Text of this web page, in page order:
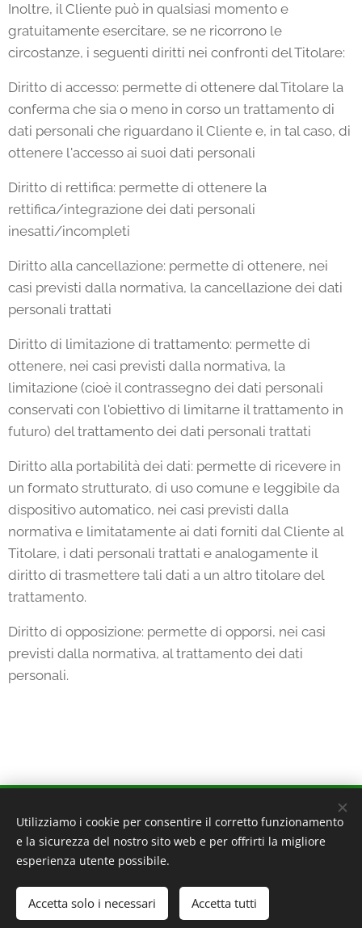
Inoltre, il Cliente può in qualsiasi momento e
gratuitamente esercitare, se ne ricorrono le
circostanze, i seguenti diritti nei confronti del Titolare:
Diritto di accesso: permette di ottenere dal Titolare la
conferma che sia o meno in corso un trattamento di
dati personali che riguardano il Cliente e, in tal caso, di
ottenere l'accesso ai suoi dati personali
Diritto di rettifica: permette di ottenere la
rettifica/integrazione dei dati personali
inesatti/incompleti
Diritto alla cancellazione: permette di ottenere, nei
casi previsti dalla normativa, la cancellazione dei dati
personali trattati
Diritto di limitazione di trattamento: permette di
ottenere, nei casi previsti dalla normativa, la
limitazione (cioè il contrassegno dei dati personali
conservati con l'obiettivo di limitarne il trattamento in
futuro) del trattamento dei dati personali trattati
Diritto alla portabilità dei dati: permette di ricevere in
un formato strutturato, di uso comune e leggibile da
dispositivo automatico, nei casi previsti dalla
normativa e limitatamente ai dati forniti dal Cliente al
Titolare, i dati personali trattati e analogamente il
diritto di trasmettere tali dati a un altro titolare del
trattamento.
Diritto di opposizione: permette di opporsi, nei casi
previsti dalla normativa, al trattamento dei dati
personali.
VEFAB - VETRAIO FABBRO
20162 Milano - Via Ornato 140
20095 Cusano Milanino - Via Zucchi 39
P.IVA 09093700962
PRIVACY POLICY
-COOKIE POLICY
Utilizziamo i cookie per consentire il corretto funzionamento
e la sicurezza del nostro sito web e per offrirti la migliore
esperienza utente possibile.
Accetta solo i necessari Accetta tutti